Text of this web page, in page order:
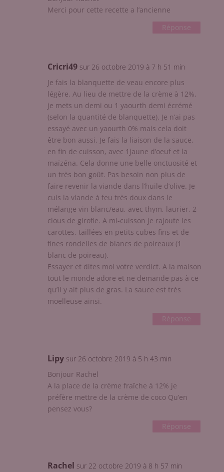
Merci pour cette recette a l’ancienne
Réponse
Cricri49 sur 26 octobre 2019 à 7 h 51 min
Je fais la blanquette de veau encore plus
légère. Au lieu de mettre de la crème à 12%,
je mets un demi ou 1 yaourth demi écrémé
(selon la quantité de blanquette). Je n’ai pas
essayé avec un yaourth 0% mais cela doit
être bon aussi. Je fais la liaison de la sauce,
en fin de cuisson, avec 1jaune d’oeuf et la
maïzéna. Cela donne une belle onctuosité et
un très bon goût. Pas besoin non plus de
faire revenir la viande dans l’huile d’olive. Je
cuis la viande à feu très doux dans le
mélange vin blanc/eau, avec thym, laurier, 2
clous de girofle. A mi-cuisson je rajoute les
carottes, taillées en petits cubes fins et de
fines rondelles de blancs de poireaux (1
blanc de poireau).
Essayer et dites moi votre verdict. A la maison
tout le monde adore et ne demande pas à ce
qu’il y ait plus de gras. La sauce est très
moelleuse ainsi.
Réponse
Lipy sur 26 octobre 2019 à 5 h 43 min
Bonjour Rachel
A la place de la crème fraîche à 12% je
préfère mettre de la crème de coco Qu’en
pensez vous?
Réponse
Rachel sur 22 octobre 2019 à 8 h 57 min